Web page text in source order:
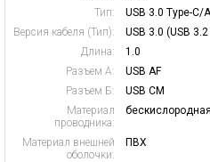
Тип:
USB 3.0 Type-C/
Версия кабеля (Тип):
USB 3.0 (USB
Длина:
1.0
Разъем А:
USB AF
Разъем Б:
USB CM
Материал
проводника:
Материал внешней
оболочки:
ПВХ